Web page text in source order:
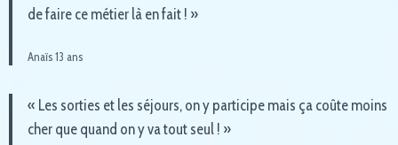
de faire ce métier là en fait ! »
Anaïs 13 ans
« Les sorties et les séjours, on y participe mais ça coûte moins
cher que quand on y va tout seul ! »